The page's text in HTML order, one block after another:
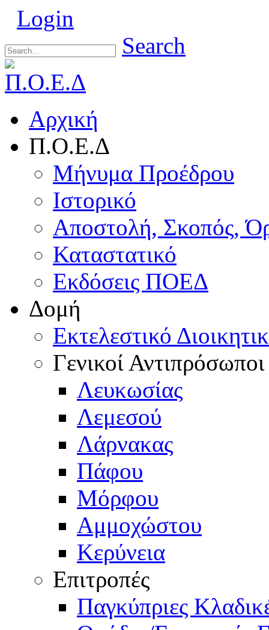
Login
Search
Αρχική
Π.Ο.Ε.Δ
Μήνυμα Προέδρου
Ιστορικό
Αποστολή, Σκοπός,
Καταστατικό
Εκδόσεις ΠΟΕΔ
Δομή
Εκτελεστικό
Γενικοί Αντιπρόσωποι
Λευκωσίας
Λεμεσού
Λάρνακας
Πάφου
Μόρφου
Αμμοχώστου
Κερύνεια
Επιτροπές
Παγκύπριες